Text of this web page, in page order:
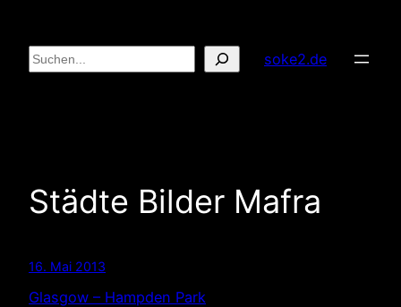
Inhalt
springen
Suchen soke2.de
Städte Bilder Mafra
16. Mai 2013
Glasgow – Hampden Park